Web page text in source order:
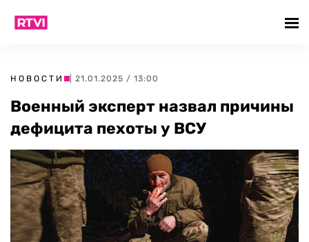
НОВОСТИ | 21.01.2025 / 13:00
Военный эксперт назвал причины
дефицита пехоты у ВСУ